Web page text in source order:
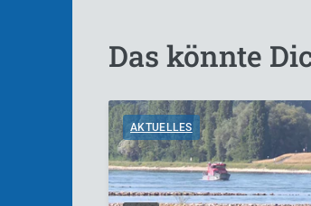
Das könnte
AKTUELLES